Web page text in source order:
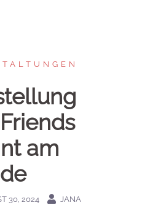
am
30, 2024 JANA